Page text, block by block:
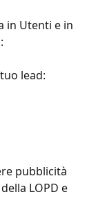
in Utenti e in
lead:
pubblicità
LOPD e